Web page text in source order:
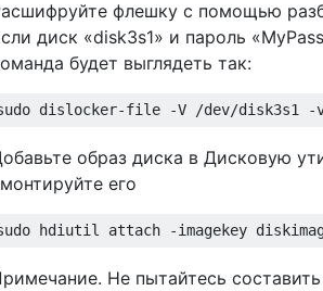
флешку с помощью
диск «disk3s1» и пароль
будет выглядеть так:
образ диска в Дисковую
его
Не пытайтесь